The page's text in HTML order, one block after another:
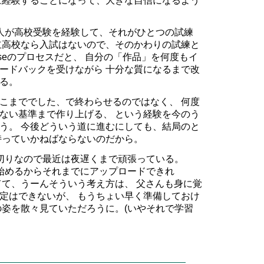
高校受験を経験して、それがひとつの試練
校なら入試はないので、そのかわりの試練と
のプロセスだと、 自分の「作品」を何度もイ
ドバックを受けながら 十分な質になるまで改
。
まででした、で終わらせるのではなく、 何度
い基準まで作り上げる、 という経験を今のう
。 今後どういう道に進むにしても、結局のと
ていかねばならないのだから。
なので最近は夜遅くまで頑張っている。
るからそれまでにアップロードできれ
、うーんそういう考え方は、 父さんも身に覚
はできないが、 もうちょい早く準備しておけ
を散々見ていただろうに。(いやそれで学習